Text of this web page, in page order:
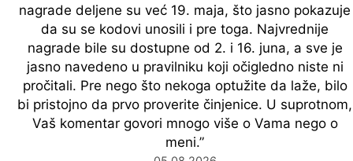
nagrade deljene su već 19. maja, što jasno pokazuje
da su se kodovi unosili i pre toga. Najvrednije
nagrade bile su dostupne od 2. i 16. juna, a sve je
jasno navedeno u pravilniku koji očigledno niste ni
pročitali. Pre nego što nekoga optužite da laže, bilo
bi pristojno da prvo proverite činjenice. U suprotnom,
Vaš komentar govori mnogo više o Vama nego o
meni.”